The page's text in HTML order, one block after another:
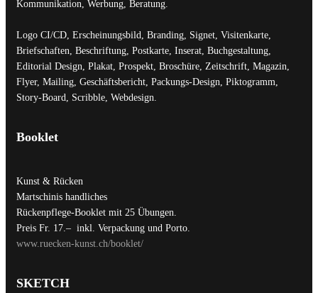
Kommunikation, Werbung, Beratung.
Logo CI/CD, Erscheinungsbild, Branding, Signet, Visitenkarte,
Briefschaften, Beschriftung, Postkarte, Inserat, Buchgestaltung,
Editorial Design, Plakat, Prospekt, Broschüre, Zeitschrift, Magazin,
Flyer, Mailing, Geschäftsbericht, Packungs-Design, Piktogramm,
Story-Board, Scribble, Webdesign.
Booklet
Kunst & Rücken
Martschinis handliches
Rückenpflege-Booklet mit 25 Übungen.
Preis Fr. 17.– inkl. Verpackung und Porto.
www.ruecken-kunst.ch/booklet/
SKETCH